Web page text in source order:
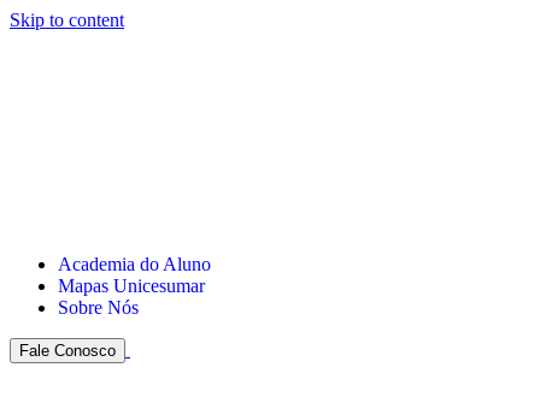
Skip to content
Academia do Aluno
Mapas Unicesumar
Sobre Nós
Fale Conosco